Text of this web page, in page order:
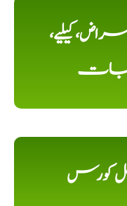
کیلیے،
جات
کورس